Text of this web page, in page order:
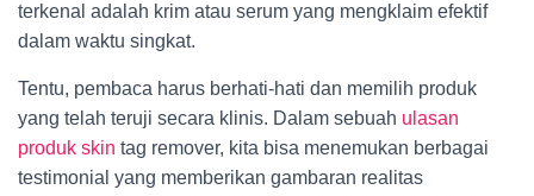
terkenal adalah krim atau serum yang mengklaim efektif
dalam waktu singkat.
Tentu, pembaca harus berhati-hati dan memilih produk
yang telah teruji secara klinis. Dalam sebuah ulasan
produk skin tag remover, kita bisa menemukan berbagai
testimonial yang memberikan gambaran realitas